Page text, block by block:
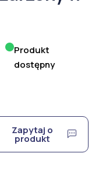
Produkt
dostępny
Zapytaj o
produkt